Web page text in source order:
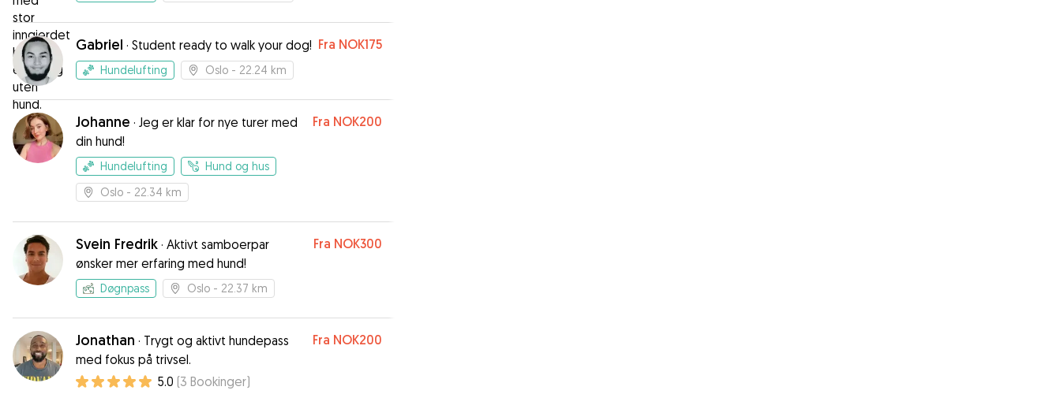
Gabriel · Student ready to walk your dog! Fra NOK175
Hundelufting Oslo - 22.24 km
Johanne · Jeg er klar for nye turer med
din hund!
Fra NOK200
Hundelufting
Hund og hus
Oslo - 22.34 km
Svein Fredrik · Aktivt samboerpar
ønsker mer erfaring med hund!
Fra NOK300
Døgnpass Oslo - 22.37 km
Jonathan · Trygt og aktivt hundepass
med fokus på trivsel.
Fra NOK200
5.0 (3 Bookinger)